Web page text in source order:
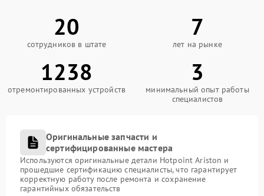
20
сотрудников в штате
7
лет на рынке
1238
отремонтированных устройств
3
минимальный опыт работы
специалистов
Оригинальные запчасти и
сертифицированные мастера
Используются оригинальные детали Hotpoint Ariston и
прошедшие сертификацию специалисты, что гарантирует
корректную работу после ремонта и сохранение
гарантийных обязательств